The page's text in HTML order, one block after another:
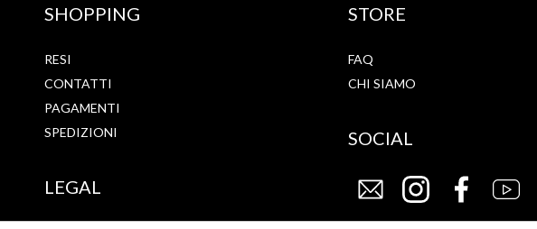
SHOPPING
RESI
CONTATTI
PAGAMENTI
SPEDIZIONI
LEGAL
STORE
FAQ
CHI SIAMO
SOCIAL